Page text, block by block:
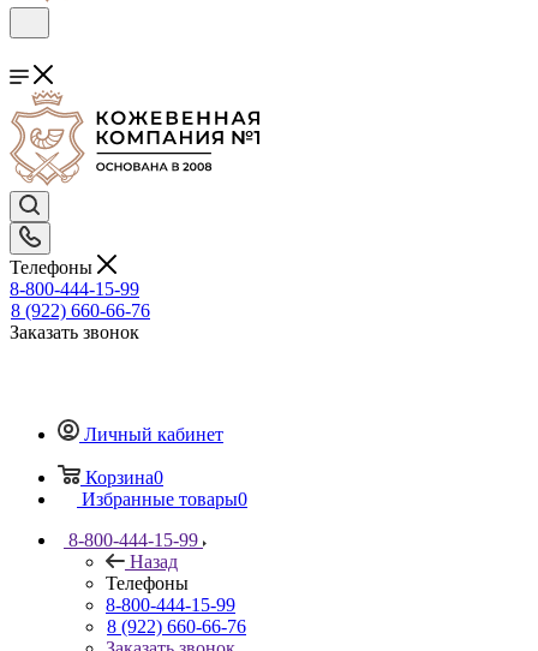
Телефоны
8-800-444-15-99
8 (922) 660-66-76
Заказать звонок
Личный кабинет
Корзина0
Избранные товары0
8-800-444-15-99
Назад
Телефоны
8-800-444-15-99
8 (922) 660-66-76